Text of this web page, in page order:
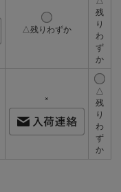
△残りわずか
残
り
わ
ず
か
×
△
残
り
わ
ず
か